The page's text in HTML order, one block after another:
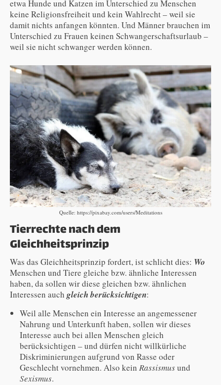
etwa Hunde und Katzen im Unterschied zu Menschen
keine Religionsfreiheit und kein Wahlrecht – weil sie
damit nichts anfangen könnten. Und Männer brauchen im
Unterschied zu Frauen keinen Schwangerschaftsurlaub –
weil sie nicht schwanger werden können.
Quelle: https://pixabay.com/users/Meditations
Tierrechte nach dem
Gleichheitsprinzip
Was das Gleichheitsprinzip fordert, ist schlicht dies: Wo
Menschen und Tiere gleiche bzw. ähnliche Interessen
haben, da sollen wir diese gleichen bzw. ähnlichen
Interessen auch gleich berücksichtigen:
Weil alle Menschen ein Interesse an angemessener
Nahrung und Unterkunft haben, sollen wir dieses
Interesse auch bei allen Menschen gleich
berücksichtigen – und dürfen nicht willkürliche
Diskriminierungen aufgrund von Rasse oder
Geschlecht vornehmen. Also kein Rassismusund
Sexismus.